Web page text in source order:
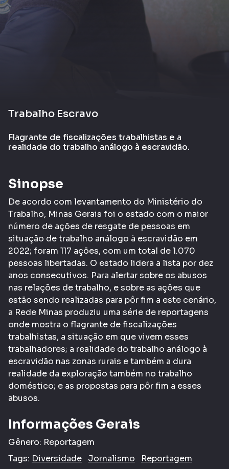
Trabalho Escravo
Flagrante de fiscalizações trabalhistas e a
realidade do trabalho análogo à escravidão.
Sinopse
De acordo com levantamento do Ministério do
Trabalho, Minas Gerais foi o estado com o maior
número de ações de resgate de pessoas em
situação de trabalho análogo à escravidão em
2022; foram 117 ações, com um total de 1.070
pessoas libertadas. O estado lidera a lista por dez
anos consecutivos. Para alertar sobre os abusos
nas relações de trabalho, e sobre as ações que
estão sendo realizadas para pôr fim a este cenário,
a Rede Minas produziu uma série de reportagens
onde mostra o flagrante de fiscalizações
trabalhistas, a situação em que vivem esses
trabalhadores; a realidade do trabalho análogo à
escravidão nas zonas rurais e também a dura
realidade da exploração também no trabalho
doméstico; e as propostas para pôr fim a esses
abusos.
Informações Gerais
Gênero: Reportagem
Tags: Diversidade Jornalismo Reportagem